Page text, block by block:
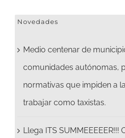
Novedades
Medio centenar de
comunidades autónomas,
normativas que impiden a
trabajar como taxistas.
Llega ITS SUMMEEEEER!!!